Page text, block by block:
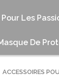
Les
De
ACCESSOIRES